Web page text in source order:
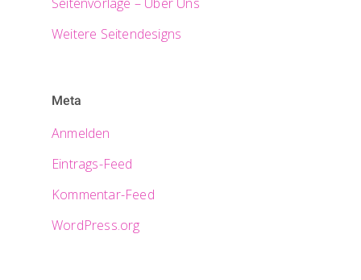
Weitere Seitendesigns
Meta
Anmelden
Eintrags-Feed
Kommentar-Feed
WordPress.org